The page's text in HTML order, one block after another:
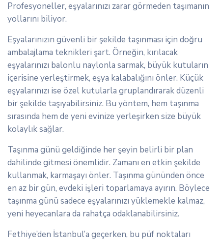
Profesyoneller, eşyalarınızı zarar görmeden taşımanın
yollarını biliyor.
Eşyalarınızın güvenli bir şekilde taşınması için doğru
ambalajlama teknikleri şart. Örneğin, kırılacak
eşyalarınızı balonlu naylonla sarmak, büyük kutuların
içerisine yerleştirmek, eşya kalabalığını önler. Küçük
eşyalarınızı ise özel kutularla gruplandırarak düzenli
bir şekilde taşıyabilirsiniz. Bu yöntem, hem taşınma
sırasında hem de yeni evinize yerleşirken size büyük
kolaylık sağlar.
Taşınma günü geldiğinde her şeyin belirli bir plan
dahilinde gitmesi önemlidir. Zamanı en etkin şekilde
kullanmak, karmaşayı önler. Taşınma gününden önce
en az bir gün, evdeki işleri toparlamaya ayırın. Böylece
taşınma günü sadece eşyalarınızı yüklemekle kalmaz,
yeni heyecanlara da rahatça odaklanabilirsiniz.
Fethiye’den İstanbul’a geçerken, bu püf noktaları